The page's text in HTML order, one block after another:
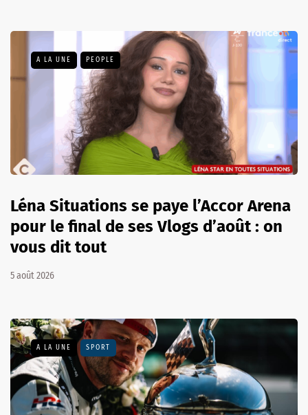
A LA UNE PEOPLE
Léna Situations se paye l’Accor Arena
pour le final de ses Vlogs d’août : on
vous dit tout
5 août 2026
A LA UNE SPORT